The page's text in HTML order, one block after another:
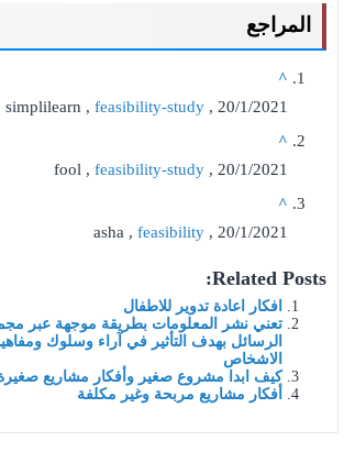
المراجع
^
simplilearn , feasibility-study , 20/1/2021
^
fool , feasibility-study , 20/1/2021
^
asha , feasibility , 20/1/2021
Related Posts:
افكار اعادة تدوير للاطفال
تعني نشر المعلومات بطريقة موجهة عبر
الرسائل بهدف التأثير في آراء وسلوك
الاشخاص
كيف ابدا مشروع صغير وأفكار مشاريع صغيرة
أفكار مشاريع مربحة وغير مكلفة